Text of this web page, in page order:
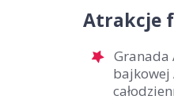
Atrakcje
Granada
bajkowej